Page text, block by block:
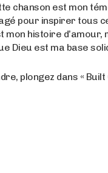
chanson est mon
pour inspirer tous
mon histoire
Dieu est ma base
plongez dans « Built